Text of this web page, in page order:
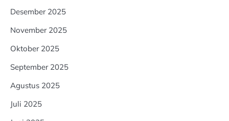
Desember 2025
November 2025
Oktober 2025
September 2025
Agustus 2025
Juli 2025